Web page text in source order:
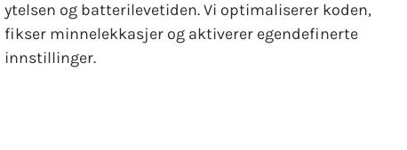
ytelsen og batterilevetiden. Vi optimaliserer koden,
fikser minnelekkasjer og aktiverer egendefinerte
innstillinger.